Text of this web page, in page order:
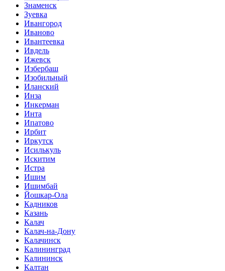
Знаменск
Зуевка
Ивангород
Иваново
Ивантеевка
Ивдель
Ижевск
Избербаш
Изобильный
Иланский
Инза
Инкерман
Инта
Ипатово
Ирбит
Иркутск
Исилькуль
Искитим
Истра
Ишим
Ишимбай
Йошкар-Ола
Кадников
Казань
Калач
Калач-на-Дону
Калачинск
Калининград
Калининск
Калтан